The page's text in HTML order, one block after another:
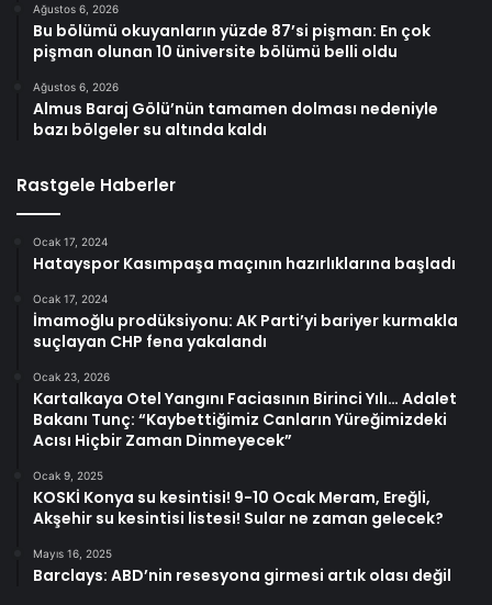
Ağustos 6, 2026
Bu bölümü okuyanların yüzde 87’si pişman: En çok
pişman olunan 10 üniversite bölümü belli oldu
Ağustos 6, 2026
Almus Baraj Gölü’nün tamamen dolması nedeniyle
bazı bölgeler su altında kaldı
Rastgele Haberler
Ocak 17, 2024
Hatayspor Kasımpaşa maçının hazırlıklarına başladı
Ocak 17, 2024
İmamoğlu prodüksiyonu: AK Parti’yi bariyer kurmakla
suçlayan CHP fena yakalandı
Ocak 23, 2026
Kartalkaya Otel Yangını Faciasının Birinci Yılı… Adalet
Bakanı Tunç: “Kaybettiğimiz Canların Yüreğimizdeki
Acısı Hiçbir Zaman Dinmeyecek”
Ocak 9, 2025
KOSKİ Konya su kesintisi! 9-10 Ocak Meram, Ereğli,
Akşehir su kesintisi listesi! Sular ne zaman gelecek?
Mayıs 16, 2025
Barclays: ABD’nin resesyona girmesi artık olası değil